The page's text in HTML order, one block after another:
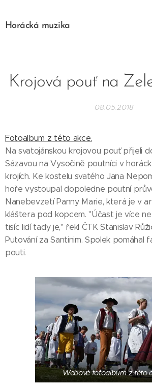
Horácká muzika
Krojová pouť na
08.05.2018
Fotoalbum z této akce.
Na svatojánskou krojovou pouť přijeli
Sázavou na Vysočině poutníci v
krojích. Ke kostelu svatého Jana
hoře vystoupal dopoledne poutní
Nanebevzetí Panny Marie, která je v
kláštera pod kopcem. "Účast je více
tisíc lidí tady je," řekl ČTK Stanislav
Putování za Santinim. Spolek pomáhal
pouti.
Webové fotoalbum z této